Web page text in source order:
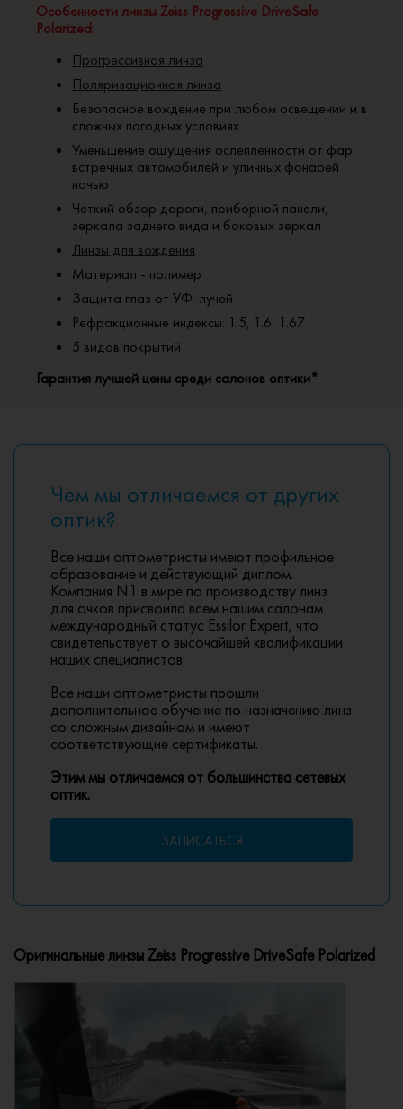
Особенности линзы Zeiss Progressive DriveSafe
Polarized:
Прогрессивная линза
Поляризационная линза
Безопасное вождение при любом освещении и в
сложных погодных условиях
Уменьшение ощущения ослепленности от фар
встречных автомобилей и уличных фонарей
ночью
Четкий обзор дороги, приборной панели,
зеркала заднего вида и боковых зеркал
Линзы для вождения
Материал - полимер
Защита глаз от УФ-лучей
Рефракционные индексы: 1.5, 1.6, 1.67
5 видов покрытий
Гарантия лучшей цены среди салонов оптики*
Чем мы отличаемся от других
оптик?
Все наши оптометристы имеют профильное
образование и действующий диплом.
Компания N1 в мире по производству линз
для очков присвоила всем нашим салонам
международный статус Essilor Expert, что
свидетельствует о высочайшей квалификации
наших специалистов.
Все наши оптометристы прошли
дополнительное обучение по назначению линз
со сложным дизайном и имеют
соответствующие сертификаты.
Этим мы отличаемся от большинства сетевых
оптик.
ЗАПИСАТЬСЯ
Оригинальные линзы Zeiss Progressive DriveSafe Polarized